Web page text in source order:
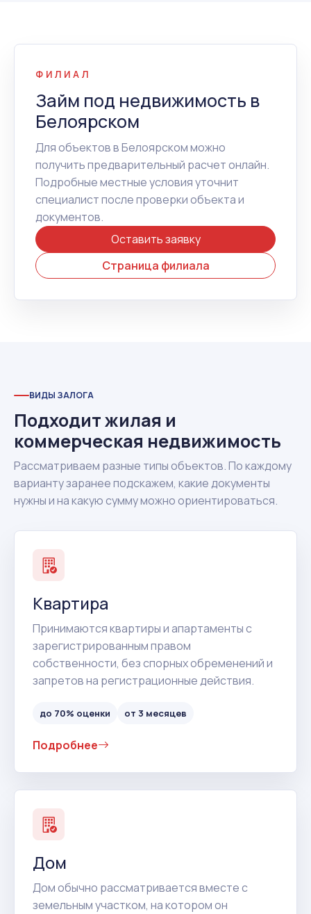
ФИЛИАЛ
Займ под недвижимость в
Белоярском
Для объектов в Белоярском можно
получить предварительный расчет онлайн.
Подробные местные условия уточнит
специалист после проверки объекта и
документов.
Оставить заявку
Страница филиала
ВИДЫ ЗАЛОГА
Подходит жилая и
коммерческая недвижимость
Рассматриваем разные типы объектов. По каждому
варианту заранее подскажем, какие документы
нужны и на какую сумму можно ориентироваться.
Квартира
Принимаются квартиры и апартаменты с
зарегистрированным правом
собственности, без спорных обременений и
запретов на регистрационные действия.
до 70% оценки от 3 месяцев
Подробнее
Дом
Дом обычно рассматривается вместе с
земельным участком, на котором он